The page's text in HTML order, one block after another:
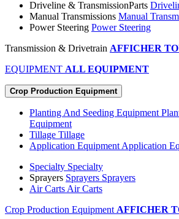
Driveline & TransmissionParts
Manual Transmissions Manual
Power Steering Power Steering
Transmission & Drivetrain AFFICHER
EQUIPMENT ALL EQUIPMENT
Crop Production Equipment
Planting And Seeding Equipment
Equipment
Tillage Tillage
Application Equipment Application
Specialty Specialty
Sprayers Sprayers Sprayers
Air Carts Air Carts
Crop Production Equipment AFFICHER